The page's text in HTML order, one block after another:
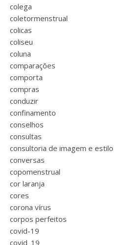
colega
coletormenstrual
colicas
coliseu
coluna
comparações
comporta
compras
conduzir
confinamento
conselhos
consultas
consultoria de imagem e estilo
conversas
copomenstrual
cor laranja
cores
corona vírus
corpos perfeitos
covid-19
covid_19